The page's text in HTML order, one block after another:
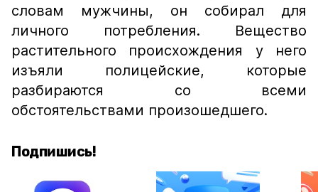
словам мужчины, он собирал для
личного потребления. Вещество
растительного происхождения у него
изъяли полицейские, которые
разбираются со всеми
обстоятельствами произошедшего.
Подпишись!